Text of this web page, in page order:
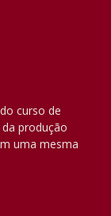
curso de
produção
uma mesma